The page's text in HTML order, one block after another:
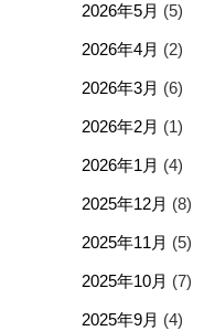
2026年5月 (5)
2026年4月 (2)
2026年3月 (6)
2026年2月 (1)
2026年1月 (4)
2025年12月 (8)
2025年11月 (5)
2025年10月 (7)
2025年9月 (4)